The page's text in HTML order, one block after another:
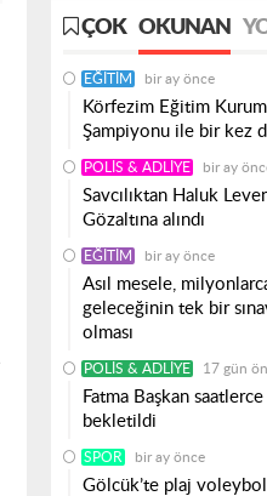
ÇOK OKUNAN
EĞITIM bir ay önce
Körfezim Eğitim
Şampiyonu ile bir kez
POLIS & ADLIYE bir ay
Savcılıktan Haluk
Gözaltına alındı
EĞITIM bir ay önce
Asıl mesele,
geleceğinin tek bir
olması
POLIS & ADLIYE 17 gün
Fatma Başkan
bekletildi
SPOR bir ay önce
Gölcük’te plaj